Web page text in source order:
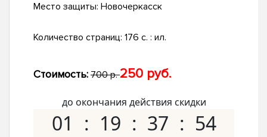
Место защиты: Новочеркасск
Количество страниц: 176 с. : ил.
Стоимость: 700 р.250 руб.
до окончания действия скидки
01 19 37 54